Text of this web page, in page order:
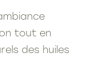
tout en
des huiles